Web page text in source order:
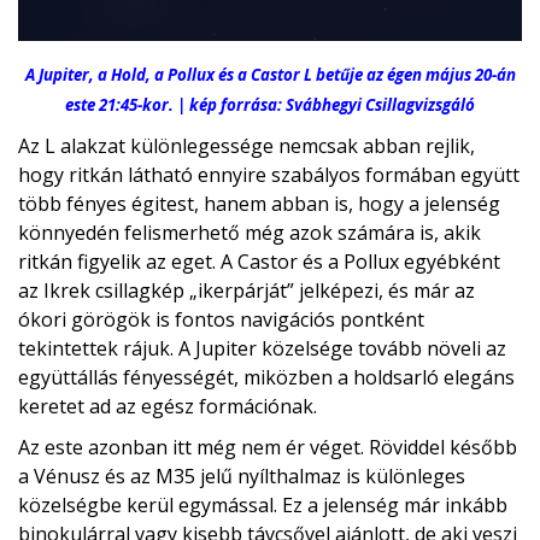
A Jupiter, a Hold, a Pollux és a Castor L betűje az égen május 20-án
este 21:45-kor. | kép forrása: Svábhegyi Csillagvizsgáló
Az L alakzat különlegessége nemcsak abban rejlik,
hogy ritkán látható ennyire szabályos formában együtt
több fényes égitest, hanem abban is, hogy a jelenség
könnyedén felismerhető még azok számára is, akik
ritkán figyelik az eget. A Castor és a Pollux egyébként
az Ikrek csillagkép „ikerpárját” jelképezi, és már az
ókori görögök is fontos navigációs pontként
tekintettek rájuk. A Jupiter közelsége tovább növeli az
együttállás fényességét, miközben a holdsarló elegáns
keretet ad az egész formációnak.
Az este azonban itt még nem ér véget. Röviddel később
a Vénusz és az M35 jelű nyílthalmaz is különleges
közelségbe kerül egymással. Ez a jelenség már inkább
binokulárral vagy kisebb távcsővel ajánlott, de aki veszi